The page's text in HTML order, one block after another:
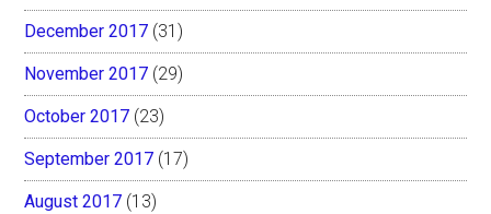
December 2017 (31)
November 2017 (29)
October 2017 (23)
September 2017 (17)
August 2017 (13)